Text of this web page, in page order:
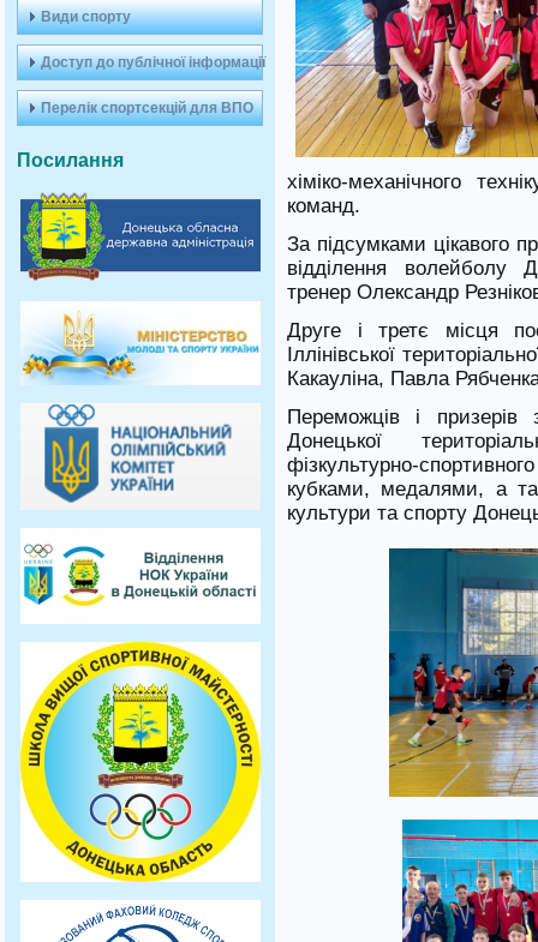
Види спорту
Доступ до публічної інформації
Перелік спортсекцій для ВПО
Посилання
хіміко-механічного
команд.
За підсумками цікавого
відділення
тренер Олександр
Друге і третє місця
Іллінівської
Какауліна, Павла
Переможців і
Донецької
фізкультурно-
кубками, медалями, а
культури та спорту